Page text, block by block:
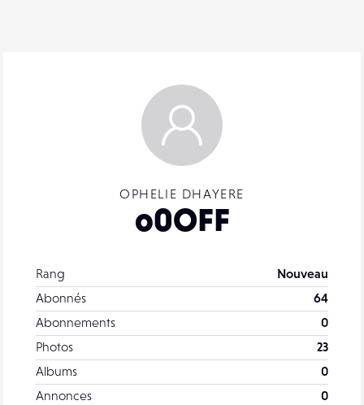
OPHELIE DHAYERE
o0OFF
Rang
Nouveau
Abonnés
64
Abonnements
0
Photos
23
Albums
0
Annonces
0